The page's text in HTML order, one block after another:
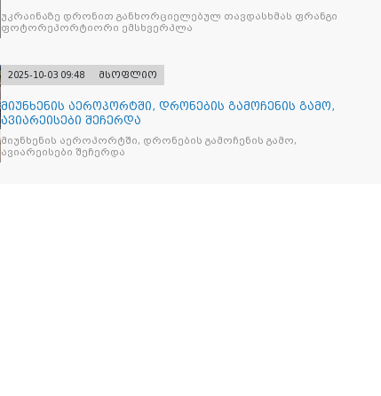
უკრაინაზე დრონით განხორციელებულ თავდასხმას ფრანგი
ფოტორეპორტიორი ემსხვერპლა
2025-10-03 09:48 მსოფლიო
მიუნხენის აეროპორტში, დრონების გამოჩენის გამო,
ავიარეისები შეჩერდა
მიუნხენის აეროპორტში, დრონების გამოჩენის გამო,
ავიარეისები შეჩერდა